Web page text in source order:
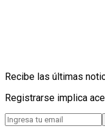
Recibe las últimas
Registrarse implica